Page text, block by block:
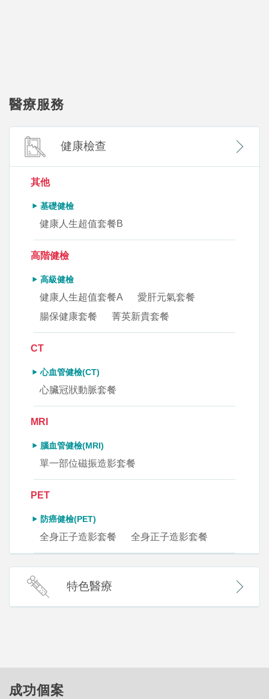
醫療服務
健康檢查
其他
基礎健檢
健康人生超值套餐B
高階健檢
高級健檢
健康人生超值套餐A
愛肝元氣套餐
腸保健康套餐
菁英新貴套餐
CT
心血管健檢(CT)
心臟冠狀動脈套餐
MRI
腦血管健檢(MRI)
單一部位磁振造影套餐
PET
防癌健檢(PET)
全身正子造影套餐 全身正子造影套餐
特色醫療
成功個案